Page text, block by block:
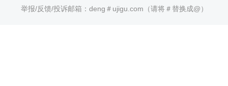
举报/反馈/投诉邮箱：deng＃ujigu.com（请将＃替换成@）